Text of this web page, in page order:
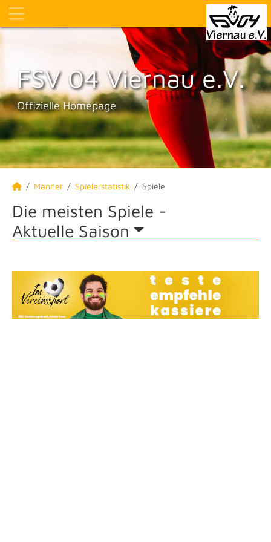
FSV 04 Viernau e.V.
Offizielle Homepage
Männer Spielerstatistik Spiele
Die meisten Spiele -
Aktuelle Saison